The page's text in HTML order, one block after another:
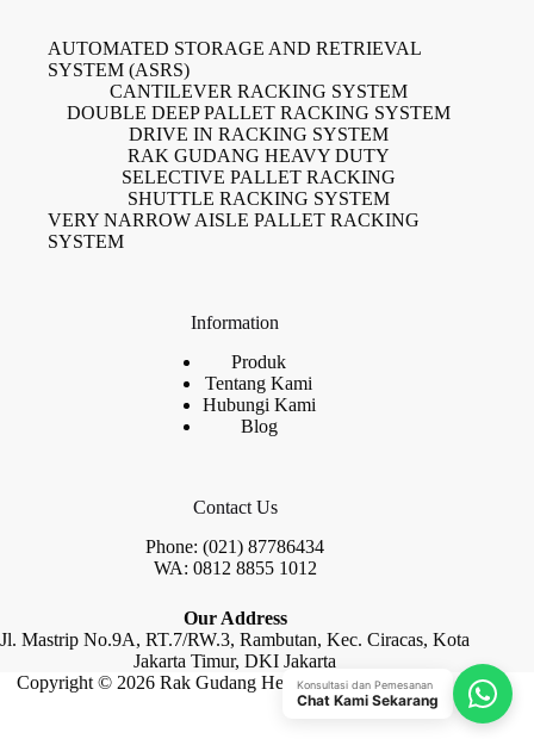
AUTOMATED STORAGE AND RETRIEVAL
SYSTEM (ASRS)
CANTILEVER RACKING SYSTEM
DOUBLE DEEP PALLET RACKING SYSTEM
DRIVE IN RACKING SYSTEM
RAK GUDANG HEAVY DUTY
SELECTIVE PALLET RACKING
SHUTTLE RACKING SYSTEM
VERY NARROW AISLE PALLET RACKING
SYSTEM
Information
Produk
Tentang Kami
Hubungi Kami
Blog
Contact Us
Phone: (021) 87786434
WA: 0812 8855 1012
Our Address
Jl. Mastrip No.9A, RT.7/RW.3, Rambutan, Kec. Ciracas, Kota
Jakarta Timur, DKI Jakarta
Copyright © 2026 Rak Gudang Heayy Duty by Raja Rak
Konsultasi dan Pemesanan
Chat Kami Sekarang